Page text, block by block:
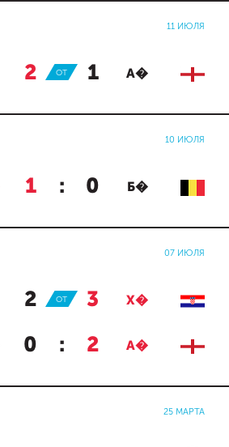
11 ИЮЛЯ
2 : 1 А�
ОТ
10 ИЮЛЯ
1 : 0 Б�
07 ИЮЛЯ
2 : 3 Х�
ОТ
0 : 2 А�
25 МАРТА